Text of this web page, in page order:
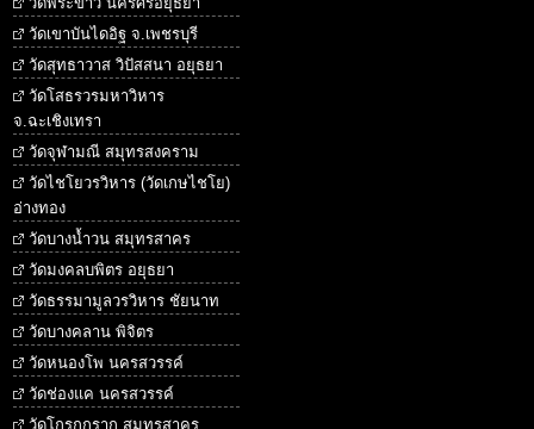
วัดเขาบันไดอิฐ จ.เพชรบุรี
วัดสุทธาวาส วิปัสสนา อยุธยา
วัดโสธรวรมหาวิหาร
จ.ฉะเชิงเทรา
วัดจุฬามณี สมุทรสงคราม
วัดไชโยวรวิหาร (วัดเกษไชโย)
อ่างทอง
วัดบางน้ำวน สมุทรสาคร
วัดมงคลบพิตร อยุธยา
วัดธรรมามูลวรวิหาร ชัยนาท
วัดบางคลาน พิจิตร
วัดหนองโพ นครสวรรค์
วัดช่องแค นครสวรรค์
วัดโกรกกราก สมุทรสาคร